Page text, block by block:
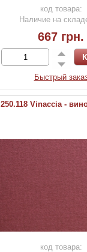
код товара:
Наличие на
667 грн.
Быстрый
250.118 Vinaccia -
код товара: